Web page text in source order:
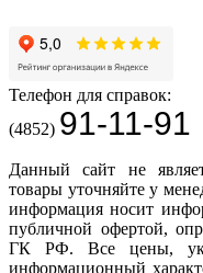
Телефон для справок:
(4852) 91-11-91
Данный сайт не
товары уточняйте у
информация носит
публичной офертой,
ГК РФ. Все цены,
информационный